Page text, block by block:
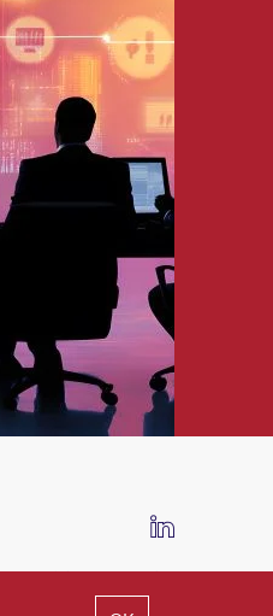
DATENSCHUTZ AGB